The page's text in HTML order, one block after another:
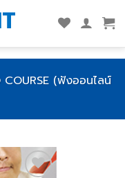
(ฟังออนไลน์